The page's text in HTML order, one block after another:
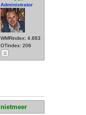
Administrator
WMRindex: 4.883
OTindex: 206
S
nietmeer